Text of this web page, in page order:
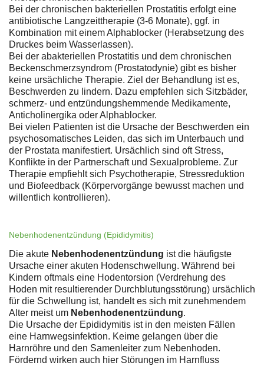
Bei der chronischen bakteriellen Prostatitis erfolgt eine
antibiotische Langzeittherapie (3-6 Monate), ggf. in
Kombination mit einem Alphablocker (Herabsetzung des
Druckes beim Wasserlassen).
Bei der abakteriellen Prostatitis und dem chronischen
Beckenschmerzsyndrom (Prostatodynie) gibt es bisher
keine ursächliche Therapie. Ziel der Behandlung ist es,
Beschwerden zu lindern. Dazu empfehlen sich Sitzbäder,
schmerz- und entzündungshemmende Medikamente,
Anticholinergika oder Alphablocker.
Bei vielen Patienten ist die Ursache der Beschwerden ein
psychosomatisches Leiden, das sich im Unterbauch und
der Prostata manifestiert. Ursächlich sind oft Stress,
Konflikte in der Partnerschaft und Sexualprobleme. Zur
Therapie empfiehlt sich Psychotherapie, Stressreduktion
und Biofeedback (Körpervorgänge bewusst machen und
willentlich kontrollieren).
Nebenhodenentzündung (Epididymitis)
Die akute Nebenhodenentzündung ist die häufigste
Ursache einer akuten Hodenschwellung. Während bei
Kindern oftmals eine Hodentorsion (Verdrehung des
Hoden mit resultierender Durchblutungsstörung) ursächlich
für die Schwellung ist, handelt es sich mit zunehmendem
Alter meist um Nebenhodenentzündung.
Die Ursache der Epididymitis ist in den meisten Fällen
eine Harnwegsinfektion. Keime gelangen über die
Harnröhre und den Samenleiter zum Nebenhoden.
Fördernd wirken auch hier Störungen im Harnfluss